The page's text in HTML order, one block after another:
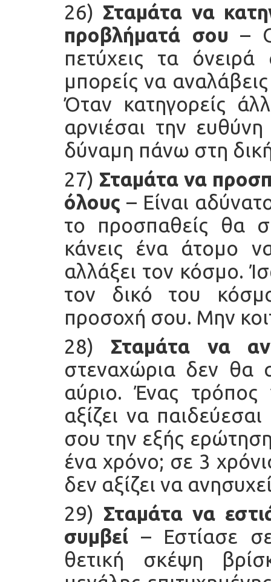
26) Σταμάτα να
προβλήματά σου –
πετύχεις τα
μπορείς να
Όταν κατηγορείς
αρνιέσαι την
δύναμη πάνω στη
27) Σταμάτα να
όλους – Είναι
το προσπαθείς θα
κάνεις ένα άτομο
αλλάξει τον κόσμο.
τον δικό του
προσοχή σου. Μην
28) Σταμάτα να
στεναχώρια δεν θα
αύριο. Ένας τρόπος
αξίζει να
σου την εξής
ένα χρόνο; σε 3
δεν αξίζει να
29) Σταμάτα να
συμβεί – Εστίασε
θετική σκέψη